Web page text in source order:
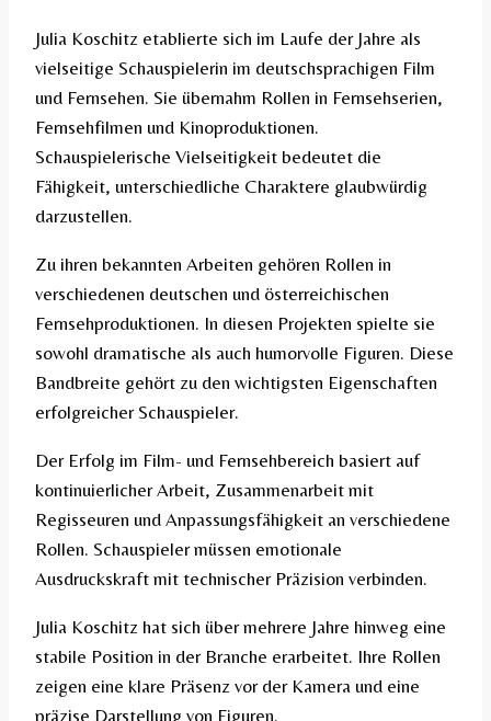
Julia Koschitz etablierte sich im Laufe der Jahre als
vielseitige Schauspielerin im deutschsprachigen Film
und Fernsehen. Sie übernahm Rollen in Fernsehserien,
Fernsehfilmen und Kinoproduktionen.
Schauspielerische Vielseitigkeit bedeutet die
Fähigkeit, unterschiedliche Charaktere glaubwürdig
darzustellen.
Zu ihren bekannten Arbeiten gehören Rollen in
verschiedenen deutschen und österreichischen
Fernsehproduktionen. In diesen Projekten spielte sie
sowohl dramatische als auch humorvolle Figuren. Diese
Bandbreite gehört zu den wichtigsten Eigenschaften
erfolgreicher Schauspieler.
Der Erfolg im Film- und Fernsehbereich basiert auf
kontinuierlicher Arbeit, Zusammenarbeit mit
Regisseuren und Anpassungsfähigkeit an verschiedene
Rollen. Schauspieler müssen emotionale
Ausdruckskraft mit technischer Präzision verbinden.
Julia Koschitz hat sich über mehrere Jahre hinweg eine
stabile Position in der Branche erarbeitet. Ihre Rollen
zeigen eine klare Präsenz vor der Kamera und eine
präzise Darstellung von Figuren.